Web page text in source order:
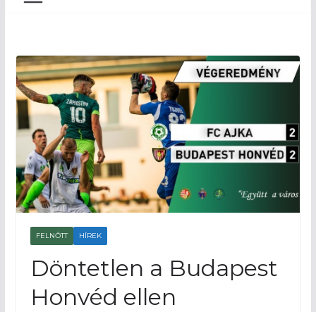
FELNŐTT HÍREK
Döntetlen a Budapest
Honvéd ellen